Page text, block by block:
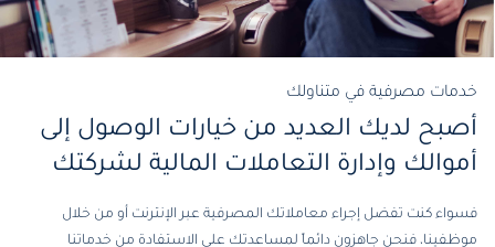
خدمات مصرفية في متناولك
أصبح لديك العديد من خيارات الوصول إلى
أموالك وإدارة التعاملات المالية لشركتك
فسواء كنت تفضل إجراء معاملاتك المصرفية عبر الإنترنت أو من خلال
موظفينا، فنحن جاهزون دائماً لمساعدتك على الاستفادة من خدماتنا